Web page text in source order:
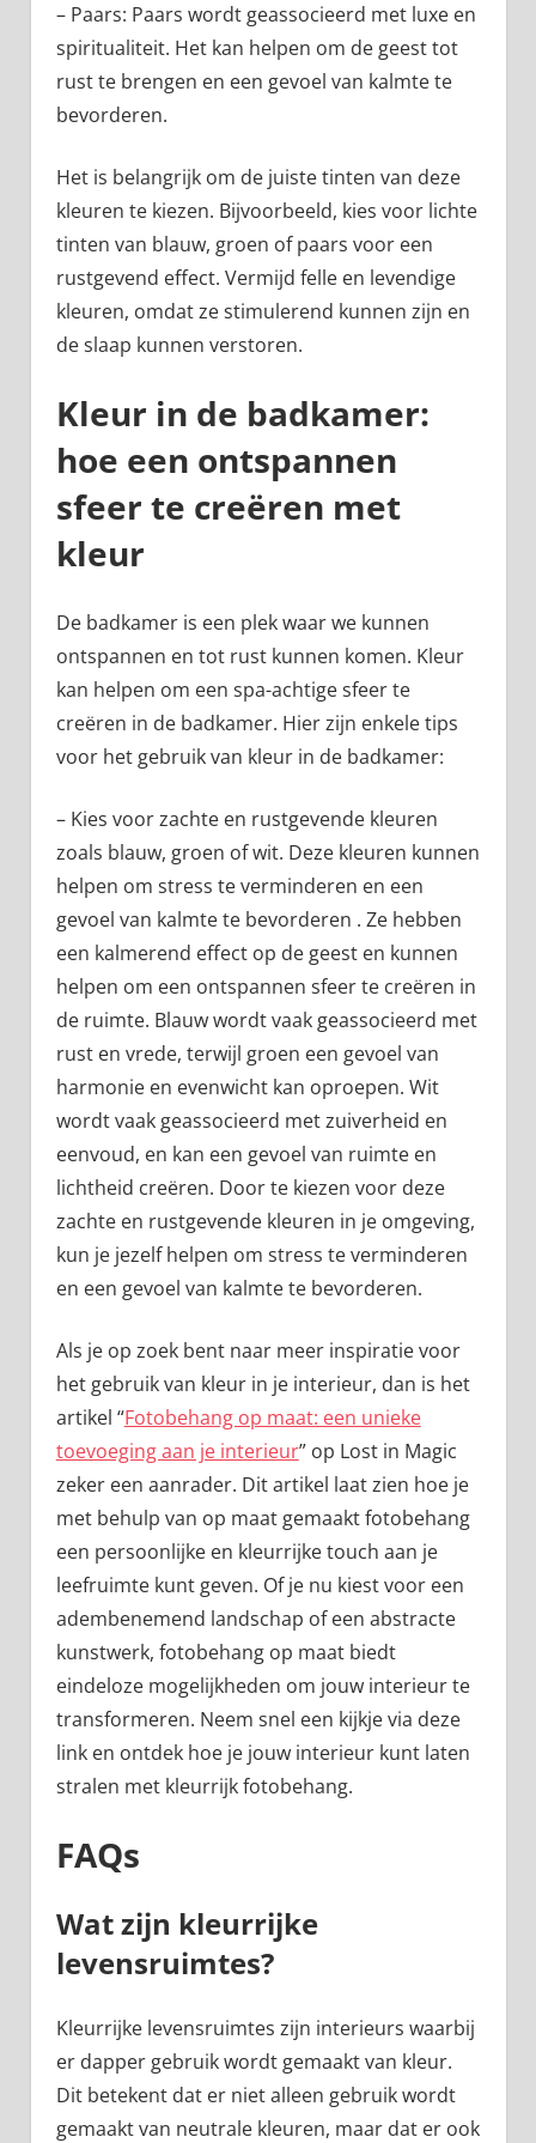
– Paars: Paars wordt geassocieerd met luxe en
spiritualiteit. Het kan helpen om de geest tot
rust te brengen en een gevoel van kalmte te
bevorderen.
Het is belangrijk om de juiste tinten van deze
kleuren te kiezen. Bijvoorbeeld, kies voor lichte
tinten van blauw, groen of paars voor een
rustgevend effect. Vermijd felle en levendige
kleuren, omdat ze stimulerend kunnen zijn en
de slaap kunnen verstoren.
Kleur in de badkamer:
hoe een ontspannen
sfeer te creëren met
kleur
De badkamer is een plek waar we kunnen
ontspannen en tot rust kunnen komen. Kleur
kan helpen om een spa-achtige sfeer te
creëren in de badkamer. Hier zijn enkele tips
voor het gebruik van kleur in de badkamer:
– Kies voor zachte en rustgevende kleuren
zoals blauw, groen of wit. Deze kleuren kunnen
helpen om stress te verminderen en een
gevoel van kalmte te bevorderen . Ze hebben
een kalmerend effect op de geest en kunnen
helpen om een ontspannen sfeer te creëren in
de ruimte. Blauw wordt vaak geassocieerd met
rust en vrede, terwijl groen een gevoel van
harmonie en evenwicht kan oproepen. Wit
wordt vaak geassocieerd met zuiverheid en
eenvoud, en kan een gevoel van ruimte en
lichtheid creëren. Door te kiezen voor deze
zachte en rustgevende kleuren in je omgeving,
kun je jezelf helpen om stress te verminderen
en een gevoel van kalmte te bevorderen.
Als je op zoek bent naar meer inspiratie voor
het gebruik van kleur in je interieur, dan is het
artikel “Fotobehang op maat: een unieke
toevoeging aan je interieur” op Lost in Magic
zeker een aanrader. Dit artikel laat zien hoe je
met behulp van op maat gemaakt fotobehang
een persoonlijke en kleurrijke touch aan je
leefruimte kunt geven. Of je nu kiest voor een
adembenemend landschap of een abstracte
kunstwerk, fotobehang op maat biedt
eindeloze mogelijkheden om jouw interieur te
transformeren. Neem snel een kijkje via deze
link en ontdek hoe je jouw interieur kunt laten
stralen met kleurrijk fotobehang.
FAQs
Wat zijn kleurrijke
levensruimtes?
Kleurrijke levensruimtes zijn interieurs waarbij
er dapper gebruik wordt gemaakt van kleur.
Dit betekent dat er niet alleen gebruik wordt
gemaakt van neutrale kleuren, maar dat er ook